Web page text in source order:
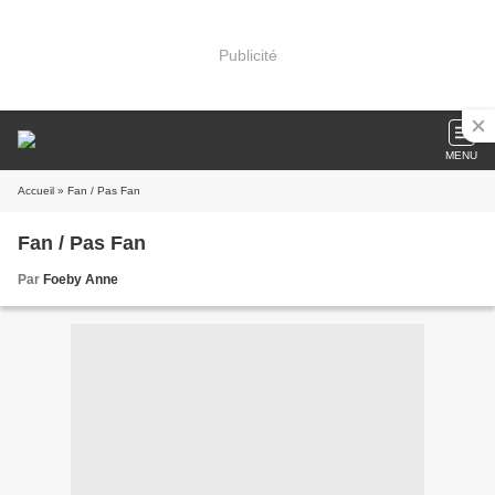
Publicité
MENU
Accueil » Fan / Pas Fan
Fan / Pas Fan
Par Foeby Anne